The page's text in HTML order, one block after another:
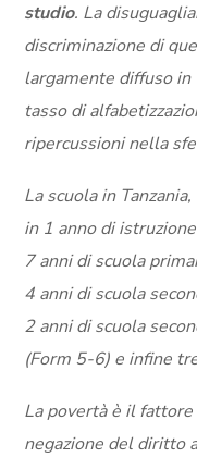
studio. La
discriminazione di
largamente diffuso in
tasso di
ripercussioni nella
La scuola in
in 1 anno di
7 anni di scuola
4 anni di scuola
2 anni di scuola
(Form 5-6) e infine
La povertà è il
negazione del diritto